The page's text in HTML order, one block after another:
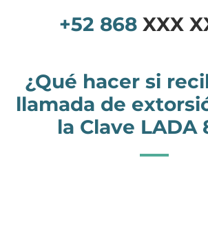
+52 868XXX
¿Qué hacer si
llamada de
la Clave LADA